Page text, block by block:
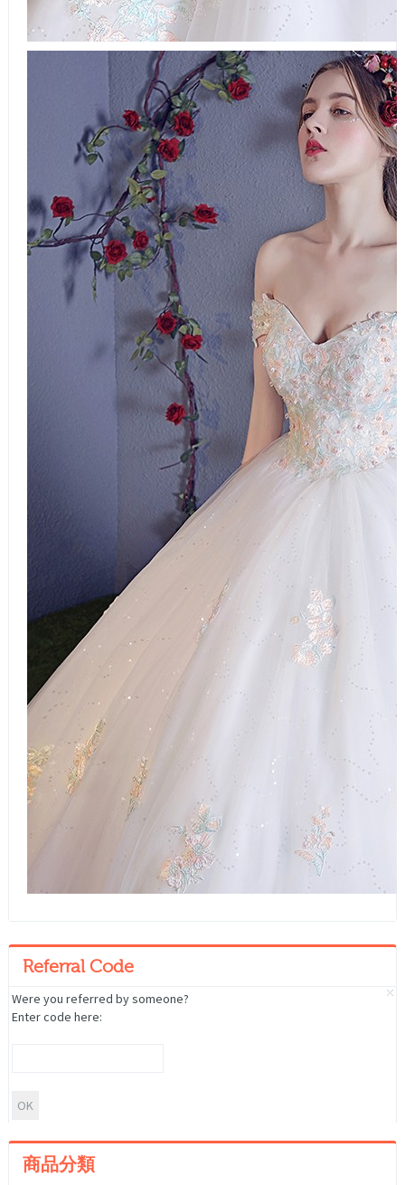
Referral Code
Were you referred by someone?
Enter code here:
商品分類